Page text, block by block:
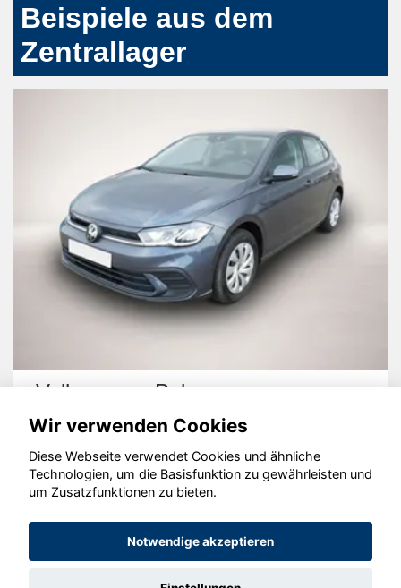
Beispiele aus dem
Zentrallager
Volkswagen Polo
© konjunkturmotor.de GmbH 2020 - 2026
Wir verwenden Cookies
Diese Webseite verwendet Cookies und ähnliche
Technologien, um die Basisfunktion zu gewährleisten und
um Zusatzfunktionen zu bieten.
Notwendige akzeptieren